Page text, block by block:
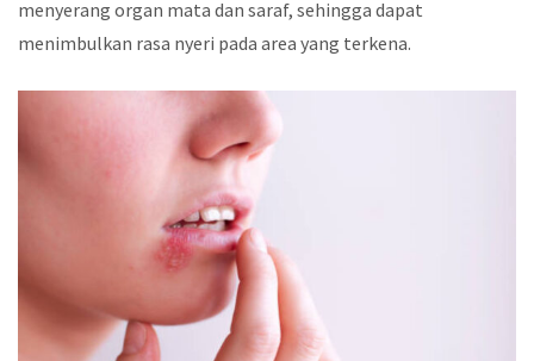
menyerang organ mata dan saraf, sehingga dapat
menimbulkan rasa nyeri pada area yang terkena.